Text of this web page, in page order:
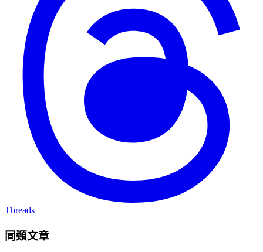
Threads
同類文章